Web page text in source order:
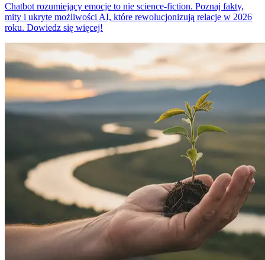
Chatbot rozumiejący emocje to nie science-fiction. Poznaj fakty,
mity i ukryte możliwości AI, które rewolucjonizują relacje w 2026
roku. Dowiedz się więcej!